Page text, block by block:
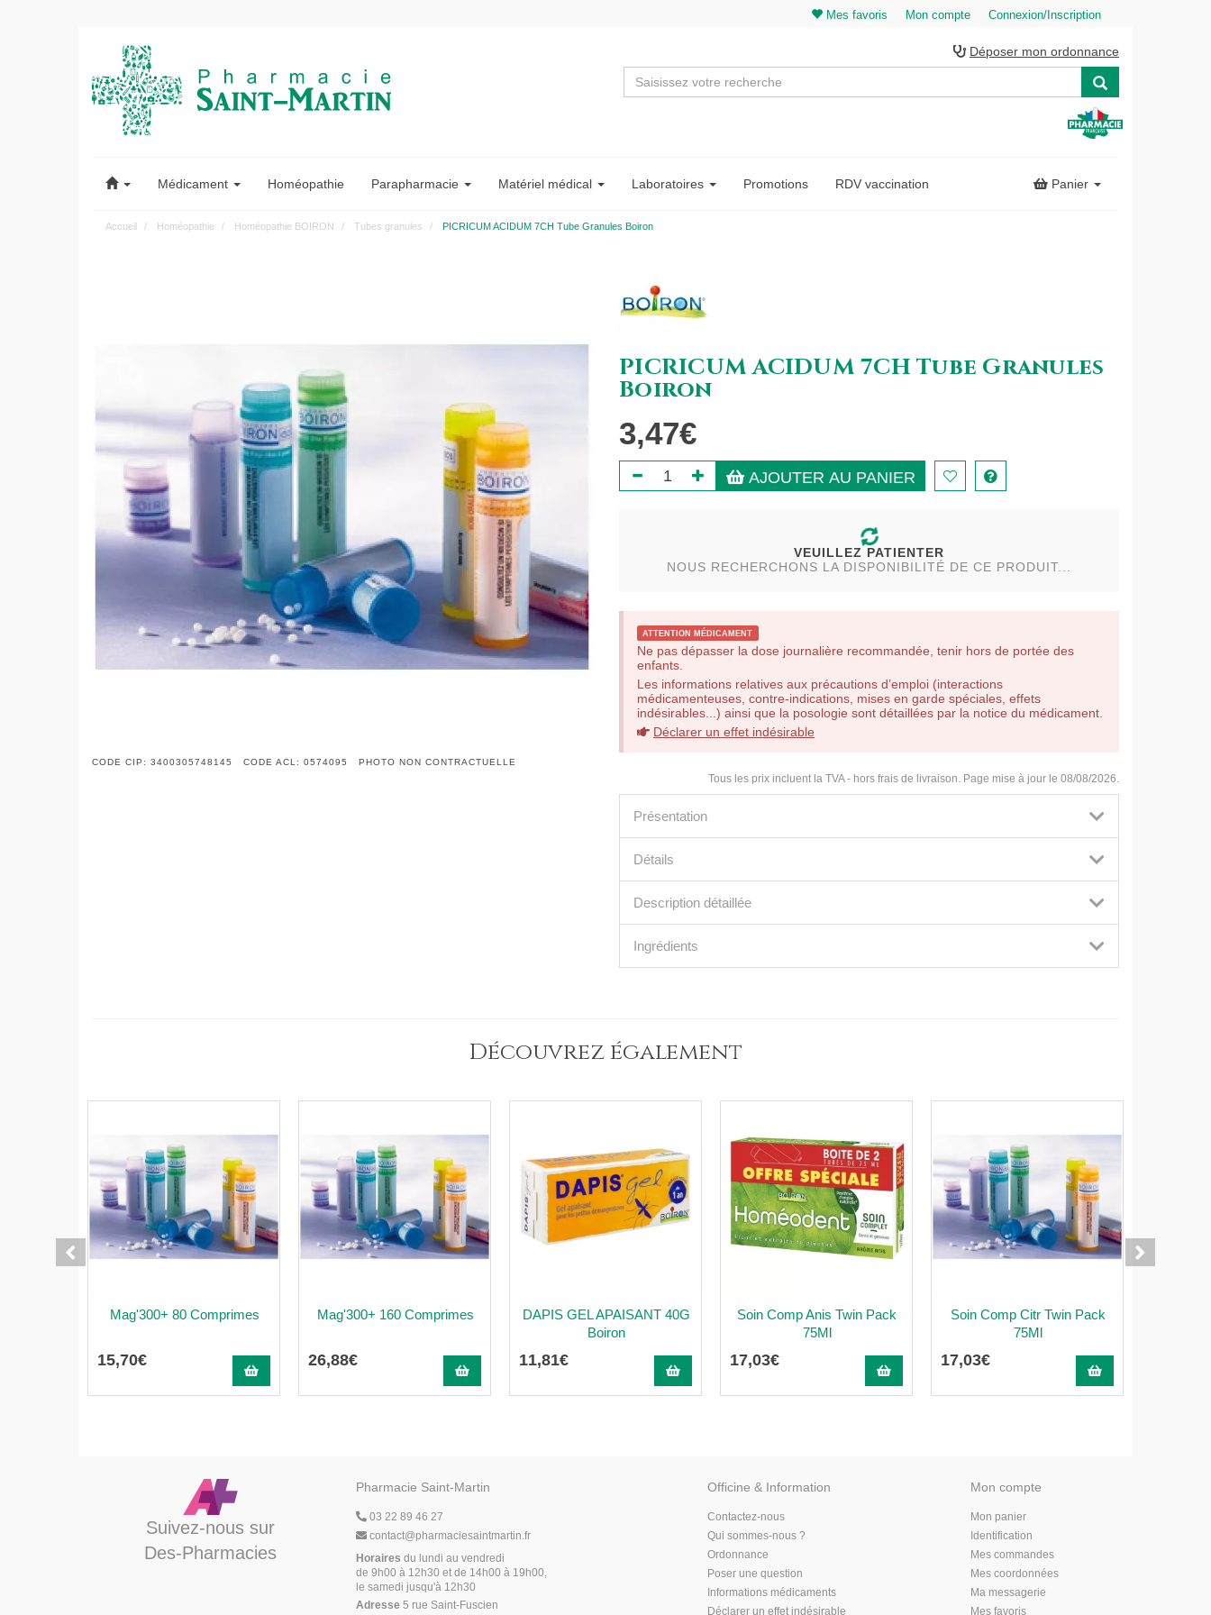
Mes favoris Mon compte Connexion/Inscription
Saint-
Martin
Déposer mon ordonnance
Médicament Homéopathie Parapharmacie Matériel médical Laboratoires Promotions RDV vaccination Panier
Accueil Homéopathie Homéopathie BOIRON Tubes granules PICRICUM ACIDUM 7CH Tube Granules Boiron
CODE CIP: 3400305748145 CODE ACL: 0574095 PHOTO NON CONTRACTUELLE
PICRICUM ACIDUM 7CH Tube Granules
Boiron
3,47€
AJOUTER AU PANIER
VEUILLEZ PATIENTER
NOUS RECHERCHONS LA DISPONIBILITÉ DE CE PRODUIT...
ATTENTION MÉDICAMENT
Ne pas dépasser la dose journalière recommandée, tenir hors de portée des
enfants.
Les informations relatives aux précautions d’emploi (interactions
médicamenteuses, contre-indications, mises en garde spéciales, effets
indésirables...) ainsi que la posologie sont détaillées par la notice du médicament.
Déclarer un effet indésirable
Tous les prix incluent la TVA - hors frais de livraison. Page mise à jour le 08/08/2026.
Présentation
Détails
Description détaillée
Ingrédients
Découvrez également
Mag'300+ 80 Comprimes
15,70€
Mag'300+ 160 Comprimes
26,88€
DAPIS GEL APAISANT 40G
Boiron
11,81€
Soin Comp Anis Twin Pack
75Ml
17,03€
Soin Comp Citr Twin Pack
75Ml
17,03€
Suivez-nous sur
Des-Pharmacies
Pharmacie Saint-Martin
03 22 89 46 27
contact@pharmaciesaintmartin.fr
Horaires du lundi au vendredi
de 9h00 à 12h30 et de 14h00 à 19h00,
le samedi jusqu'à 12h30
Adresse5 rue Saint-Fuscien
Officine & Information
Contactez-nous
Qui sommes-nous ?
Ordonnance
Poser une question
Informations médicaments
Déclarer un effet indésirable
Mon compte
Mon panier
Identification
Mes commandes
Mes coordonnées
Ma messagerie
Mes favoris